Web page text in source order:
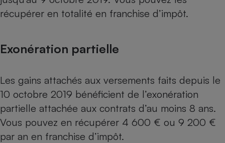
récupérer en totalité en franchise d’impôt.
Exonération partielle
Les gains attachés aux versements faits depuis le
10 octobre 2019 bénéficient de l’exonération
partielle attachée aux contrats d’au moins 8 ans.
Vous pouvez en récupérer 4 600 € ou 9 200 €
par an en franchise d’impôt.